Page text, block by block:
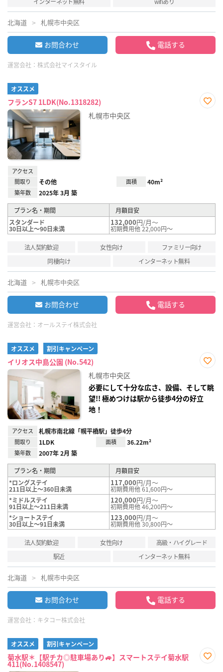
北海道 札幌市中央区
お問合わせ 電話する
運営会社： 株式会社マイスタイル
オススメ
フランS7 1LDK(No.1318282)
札幌市中央区
アクセス
間取り
その他 面積 40m²
築年数 2025年 3月 築
プラン名・期間
月額目安
スタンダード
30日以上～90日未満
132,000円/月～
初期費用他 22,000円～
法人契約歓迎 女性向け
ファミリー向け
同棲向け
インターネット無料
北海道 札幌市中央区
お問合わせ 電話する
運営会社： オールステイ株式会社
オススメ 割引キャンペーン
イリオス中島公園 (No.542)
り登
録
札幌市中央区
必要にして十分な広さ、設備、そして眺
望!! 極めつけは駅から徒歩4分の好立
地！
アクセス 札幌市南北線「幌平橋駅」徒歩4分
間取り 1LDK 面積 36.22m²
築年数 2007年 2月 築
プラン名・期間
月額目安
*ロングステイ
211日以上～360日未満
117,000円/月～
初期費用他 61,600円～
*ミドルステイ
91日以上～211日未満
120,000円/月～
初期費用他 46,200円～
*ショートステイ
30日以上～91日未満
123,000円/月～
初期費用他 30,800円～
法人契約歓迎 女性向け
高級・ハイグレード
駅近
インターネット無料
北海道 札幌市中央区
お問合わせ 電話する
運営会社： キタコー株式会社
オススメ 割引キャンペーン
菊水駅＊【駅チカ◎駐車場あり🚙】スマートステイ菊水駅
411(No.1408547)